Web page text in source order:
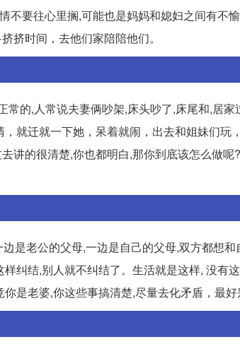
要往心里搁,可能也是妈妈和媳妇之间有不
挤时间，去他们家陪陪他们。
的,人常说夫妻俩吵架,床头吵了,床尾和,居家
就迁就一下她，呆着就闹，出去和姐妹们玩
讲的很清楚,你也都明白,那你到底该怎么做呢
是老公的父母,一边是自己的父母,双方都想和
纠结,别人就不纠结了。生活就是这样, 没有
是老婆,你这些事搞清楚,尽量去化矛盾，最好